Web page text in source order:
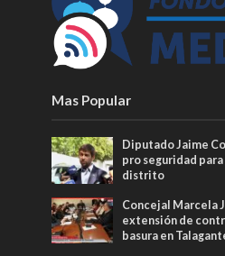
Mas Popular
Diputado Jaime
pro seguridad
distrito
Concejal Marcela
extensión de
basura en